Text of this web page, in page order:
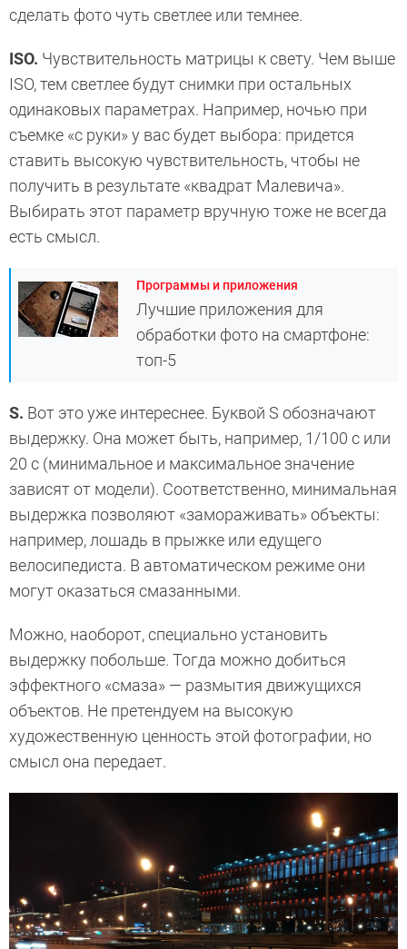
сделать фото чуть светлее или темнее.
ISO. Чувствительность матрицы к свету. Чем выше
ISO, тем светлее будут снимки при остальных
одинаковых параметрах. Например, ночью при
съемке «с руки» у вас будет выбора: придется
ставить высокую чувствительность, чтобы не
получить в результате «квадрат Малевича».
Выбирать этот параметр вручную тоже не всегда
есть смысл.
Программы и приложения
Лучшие приложения для
обработки фото на смартфоне:
топ-5
S. Вот это уже интереснее. Буквой S обозначают
выдержку. Она может быть, например, 1/100 с или
20 с (минимальное и максимальное значение
зависят от модели). Соответственно, минимальная
выдержка позволяют «замораживать» объекты:
например, лошадь в прыжке или едущего
велосипедиста. В автоматическом режиме они
могут оказаться смазанными.
Можно, наоборот, специально установить
выдержку побольше. Тогда можно добиться
эффектного «смаза» — размытия движущихся
объектов. Не претендуем на высокую
художественную ценность этой фотографии, но
смысл она передает.